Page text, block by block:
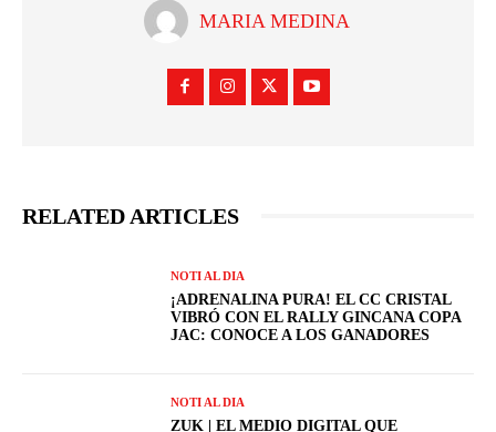
MARIA MEDINA
RELATED ARTICLES
NOTI AL DIA
¡ADRENALINA PURA! EL CC CRISTAL
VIBRÓ CON EL RALLY GINCANA COPA
JAC: CONOCE A LOS GANADORES
NOTI AL DIA
ZUK | EL MEDIO DIGITAL QUE